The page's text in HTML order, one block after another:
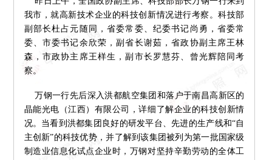
我市，就高新技术企业的科技创新情况进行考察。科技部
副部长杜占元随同，省委常委、纪委书记尚勇，省委常
委、市委书记余欣荣，副省长谢茹，省政协副主席王林
森，市政协主席王样生，副市长罗慧芬、曾光辉陪同考
察。
万钢一行先后深入洪都航空集团和落户于南昌高新区的
晶能光电（江西）有限公司，详细了解企业的科技创新情
况。当看到洪都集团良好的研发平台、先进的生产线和“自
主创新”的科技优势，并了解到该集团被列为第一批国家级
制造业信息化试点企业时，万钢对坚持辛勤劳动的全体工